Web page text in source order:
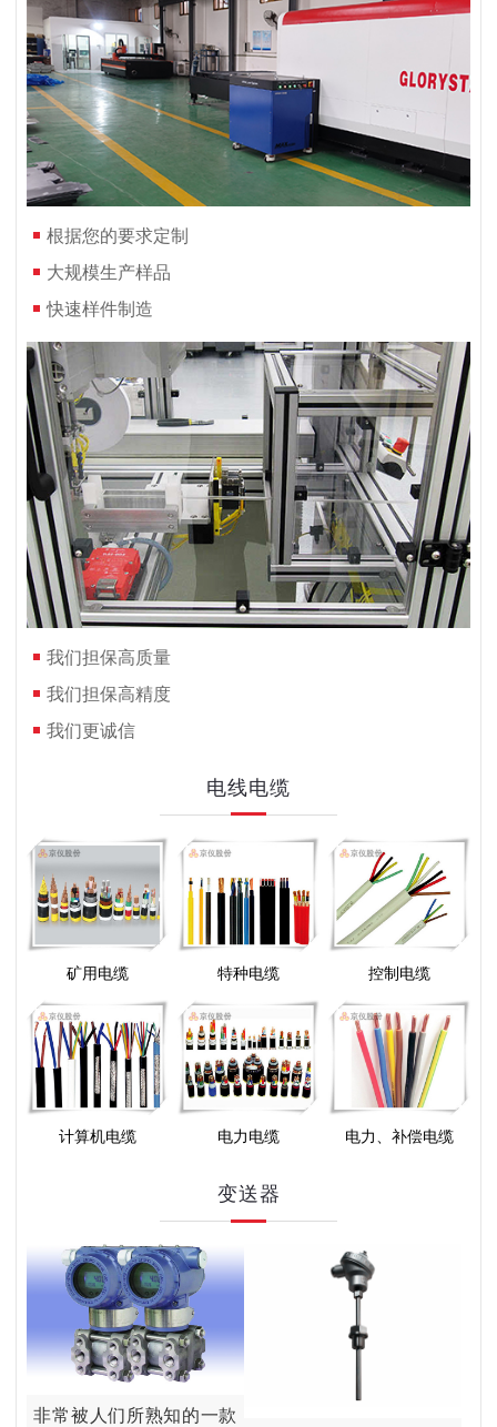
根据您的要求定制
大规模生产样品
快速样件制造
我们担保高质量
我们担保高精度
我们更诚信
电线电缆
矿用电缆 特种电缆 控制电缆
计算机电缆 电力电缆 电力、补偿电缆
变送器
非常被人们所熟知的一款